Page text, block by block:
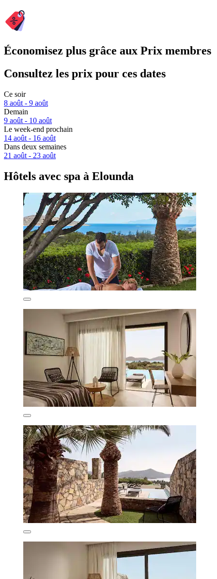
Économisez plus grâce aux Prix membres
Consultez les prix pour ces dates
Ce soir
8 août - 9 août
Demain
9 août - 10 août
Le week-end prochain
14 août - 16 août
Dans deux semaines
21 août - 23 août
Hôtels avec spa à Elounda